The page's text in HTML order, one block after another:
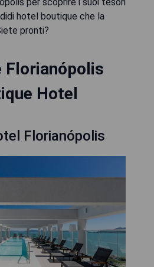
hotel boutique che la
pronti?
Florianópolis
Hotel
Florianópolis